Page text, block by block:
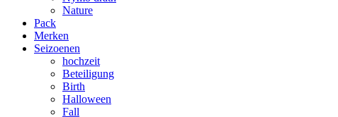
Nature
Pack
Merken
Seizoenen
hochzeit
Beteiligung
Birth
Halloween
Fall